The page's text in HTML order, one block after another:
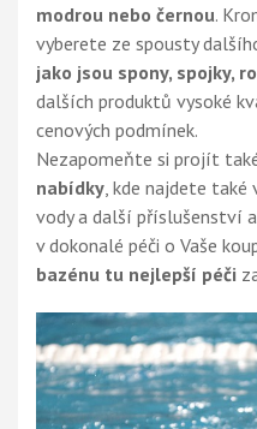
modrou nebo černou.
vyberete ze spousty
jako jsou spony, spojky,
dalších produktů vysoké
cenových podmínek.
Nezapomeňte si projít
nabídky , kde najdete
vody a další příslušenství
v dokonalé péči o Vaše
bazénu tu nejlepší péči